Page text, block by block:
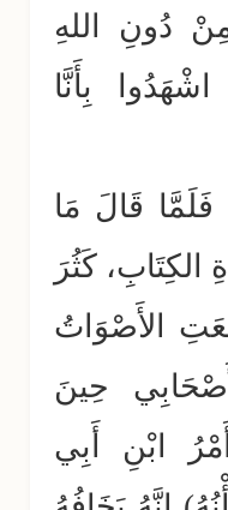
مِنْ دُونِ اللهِ
بِأَنَّا
قَالَ مَا
كَثُرَ
الأَصْوَاتُ
حِينَ
ابْنِ أَبِي